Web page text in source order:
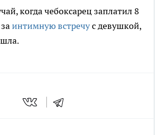
когда чебоксарец заплатил 8
интимную встречус девушкой,